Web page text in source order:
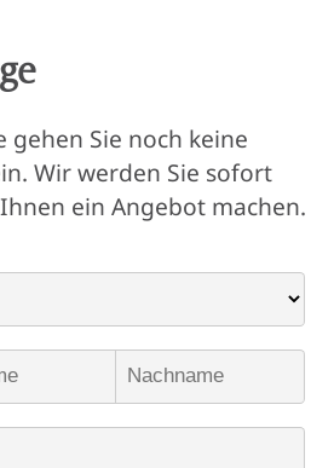
gehen Sie noch keine
Wir werden Sie sofort
ein Angebot machen.